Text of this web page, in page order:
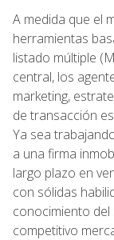
A medida que el
herramientas
listado múltiple
central, los
marketing,
de transacción
Ya sea
a una firma
largo plazo en
con sólidas
conocimiento
competitivo